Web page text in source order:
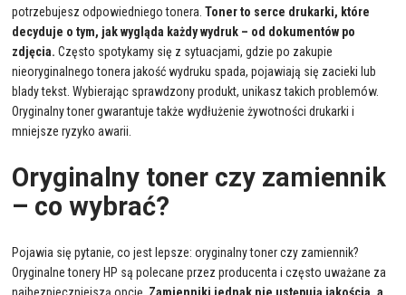
potrzebujesz odpowiedniego tonera.Toner to serce drukarki, które
decyduje o tym, jak wygląda każdy wydruk – od dokumentów po
zdjęcia. Często spotykamy się z sytuacjami, gdzie po zakupie
nieoryginalnego tonera jakość wydruku spada, pojawiają się zacieki lub
blady tekst. Wybierając sprawdzony produkt, unikasz takich problemów.
Oryginalny toner gwarantuje także wydłużenie żywotności drukarki i
mniejsze ryzyko awarii.
Oryginalny toner czy zamiennik
– co wybrać?
Pojawia się pytanie, co jest lepsze: oryginalny toner czy zamiennik?
Oryginalne tonery HP są polecane przez producenta i często uważane za
najbezpieczniejszą opcję. Zamienniki jednak nie ustępują jakością, a